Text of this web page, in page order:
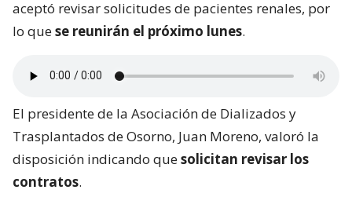
aceptó revisar solicitudes de pacientes renales, por
lo quese reunirán el próximo lunes.
El presidente de la Asociación de Dializados y
Trasplantados de Osorno, Juan Moreno, valoró la
disposición indicando quesolicitan revisar los
contratos.